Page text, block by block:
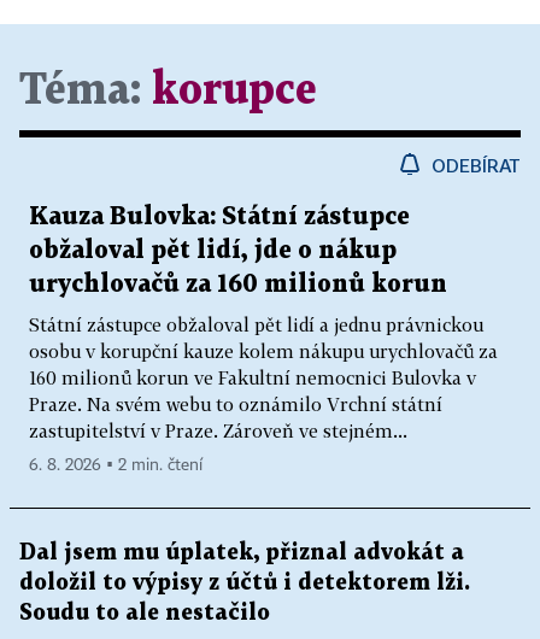
Téma: korupce
ODEBÍRAT
Kauza Bulovka: Státní zástupce
obžaloval pět lidí, jde o nákup
urychlovačů za 160 milionů korun
Státní zástupce obžaloval pět lidí a jednu právnickou
osobu v korupční kauze kolem nákupu urychlovačů za
160 milionů korun ve Fakultní nemocnici Bulovka v
Praze. Na svém webu to oznámilo Vrchní státní
zastupitelství v Praze. Zároveň ve stejném...
6. 8. 2026 ▪ 2 min. čtení
Dal jsem mu úplatek, přiznal advokát a
doložil to výpisy z účtů i detektorem lži.
Soudu to ale nestačilo